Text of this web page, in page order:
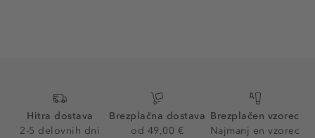
Hitra dostava
2-5 delovnih dni
Brezplačna dostava
od 49,00 €
Brezplačen vzorec
Najmanj en vzorec